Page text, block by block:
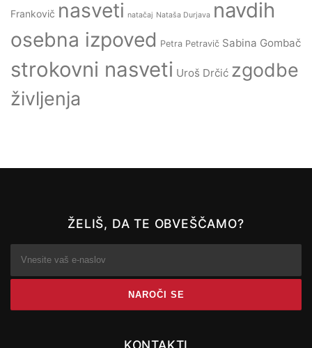
Frankovič nasveti natačaj Nataša Durjava navdih
osebna izpoved Petra Petravič Sabina Gombač
strokovni nasveti Uroš Drčić zgodbe
življenja
ŽELIŠ, DA TE OBVEŠČAMO?
KONTAKTI